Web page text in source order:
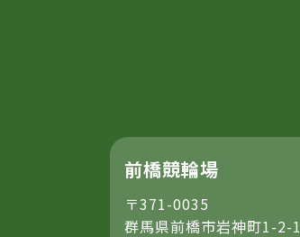
前橋競輪場
〒371-0035
群馬県前橋市岩神町1-2-1